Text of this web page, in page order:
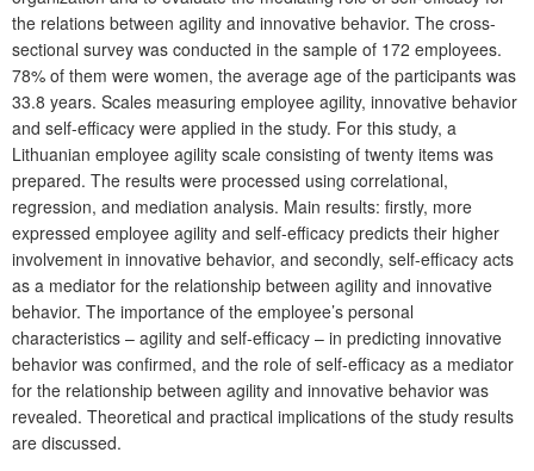
the relations between agility and innovative behavior. The cross-
sectional survey was conducted in the sample of 172 employees.
78% of them were women, the average age of the participants was
33.8 years. Scales measuring employee agility, innovative behavior
and self-efficacy were applied in the study. For this study, a
Lithuanian employee agility scale consisting of twenty items was
prepared. The results were processed using correlational,
regression, and mediation analysis. Main results: firstly, more
expressed employee agility and self-efficacy predicts their higher
involvement in innovative behavior, and secondly, self-efficacy acts
as a mediator for the relationship between agility and innovative
behavior. The importance of the employee’s personal
characteristics – agility and self-efficacy – in predicting innovative
behavior was confirmed, and the role of self-efficacy as a mediator
for the relationship between agility and innovative behavior was
revealed. Theoretical and practical implications of the study results
are discussed.